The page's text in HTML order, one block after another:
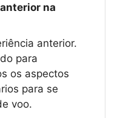
na
anterior.
para
os aspectos
para se
voo.